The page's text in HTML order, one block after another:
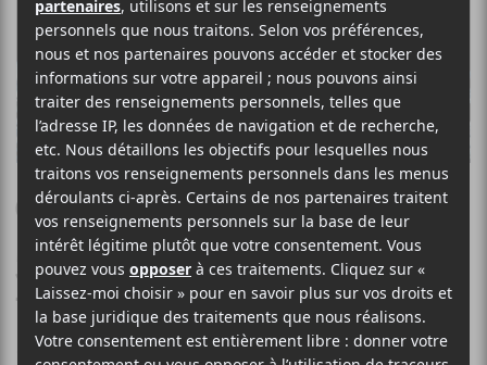
K
R
Good Charlotte au
MTELUS le 26 octobre
2018
Salut les mélomanes,